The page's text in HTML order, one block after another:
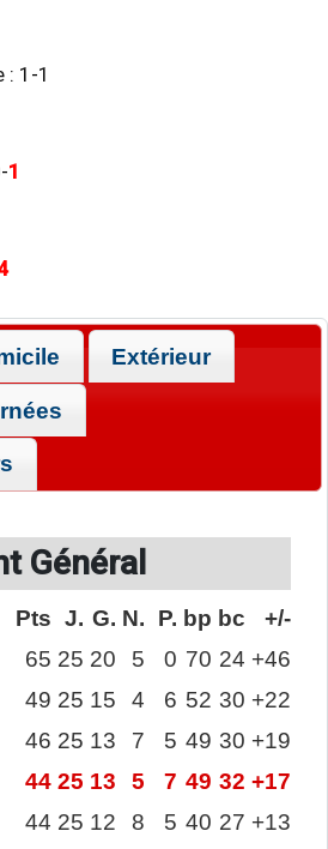
: 1 -1
-1
Extérieur
Général
Pts J. G. N. P. bp bc
+/-
65 25 20 5 0 70 24 +46
49 25 15 4 6 52 30 +22
46 25 13 7 5 49 30 +19
44 25 13 5 7 49 32 +17
44 25 12 8 5 40 27 +13